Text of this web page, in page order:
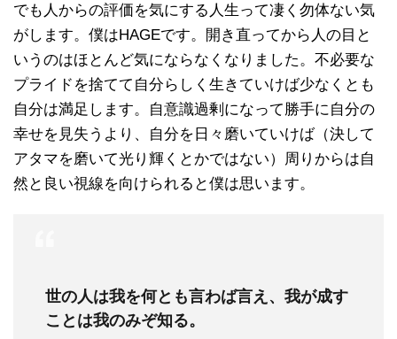
でも人からの評価を気にする人生って凄く勿体ない気
がします。僕はHAGEです。開き直ってから人の目と
いうのはほとんど気にならなくなりました。不必要な
プライドを捨てて自分らしく生きていけば少なくとも
自分は満足します。自意識過剰になって勝手に自分の
幸せを見失うより、自分を日々磨いていけば（決して
アタマを磨いて光り輝くとかではない）周りからは自
然と良い視線を向けられると僕は思います。
世の人は我を何とも言わば言え、我が成す
ことは我のみぞ知る。